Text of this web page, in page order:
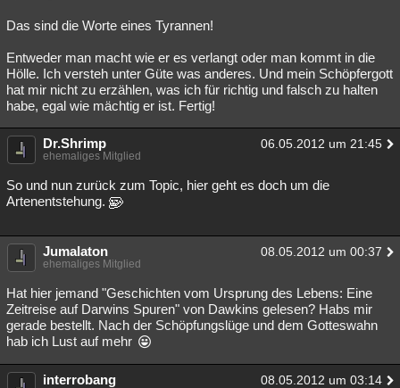
Das sind die Worte eines Tyrannen!
Entweder man macht wie er es verlangt oder man kommt in die
Hölle. Ich versteh unter Güte was anderes. Und mein Schöpfergott
hat mir nicht zu erzählen, was ich für richtig und falsch zu halten
habe, egal wie mächtig er ist. Fertig!
Dr.Shrimp 06.05.2012 um 21:45
ehemaliges Mitglied
So und nun zurück zum Topic, hier geht es doch um die
Artenentstehung.
Jumalaton 08.05.2012 um 00:37
ehemaliges Mitglied
Hat hier jemand "Geschichten vom Ursprung des Lebens: Eine
Zeitreise auf Darwins Spuren" von Dawkins gelesen? Habs mir
gerade bestellt. Nach der Schöpfungslüge und dem Gotteswahn
hab ich Lust auf mehr
interrobang 08.05.2012 um 03:14